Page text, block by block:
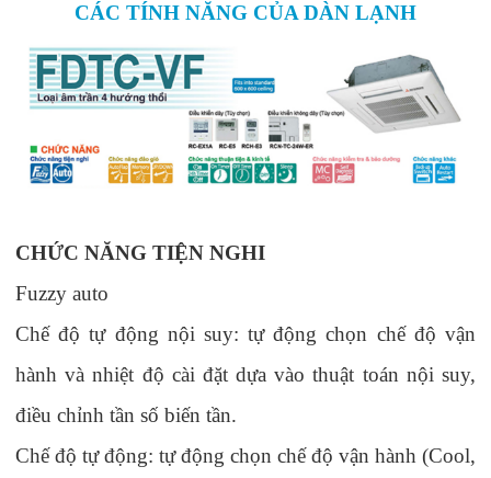
CÁC TÍNH NĂNG CỦA DÀN LẠNH
CHỨC NĂNG TIỆN NGHI
Fuzzy auto
Chế độ tự động nội suy: tự động chọn chế độ vận
hành và nhiệt độ cài đặt dựa vào thuật toán nội suy,
điều chỉnh tần số biến tần.
Chế độ tự động: tự động chọn chế độ vận hành (Cool,